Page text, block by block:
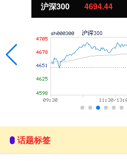
沪深300 4694.44
话题标签